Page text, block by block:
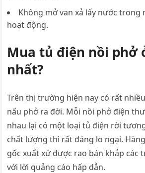
Không mở van xả lấy nước trong
hoạt động.
Mua tủ điện nồi phở
nhất?
Trên thị trường hiện nay có rất
nấu phở ra đời. Mỗi nồi phở điện
nhau lại có một loại tủ điện rời
chất lượng thì rất đáng lo ngại.
gốc xuất xứ được rao bán khắp các
với lời quảng cáo hấp dẫn.